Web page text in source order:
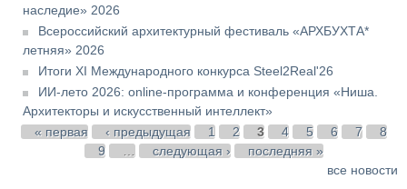
наследие» 2026
Всероссийский архитектурный фестиваль «АРХБУХТА*
летняя» 2026
Итоги XI Международного конкурса Steel2Real'26
ИИ-лето 2026: online-программа и конференция «Ниша.
Архитекторы и искусственный интеллект»
Страницы
« первая ‹ предыдущая 1 2 3 4 5 6 7
8
9
… следующая ›
последняя »
все новости